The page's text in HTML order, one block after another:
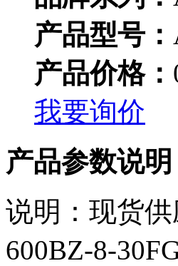
产品型号：
产品价格：
我要询价
产品参数说明
说明：现货
600BZ-8-